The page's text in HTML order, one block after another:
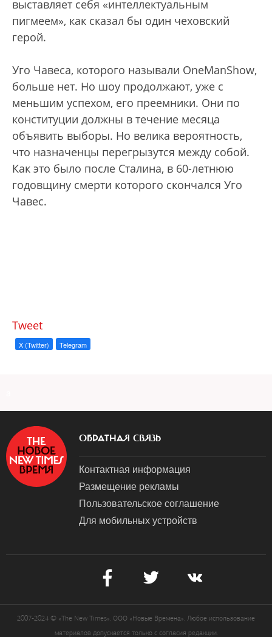
выставляет себя «интеллектуальным
пигмеем», как сказал бы один чеховский
герой.
Уго Чавеса, которого называли OneManShow,
больше нет. Но шоу продолжают, уже с
меньшим успехом, его преемники. Они по
конституции должны в течение месяца
объявить выборы. Но велика вероятность,
что назначенцы перегрызутся между собой.
Как это было после Сталина, в 60-летнюю
годовщину смерти которого скончался Уго
Чавес.
Tweet
X (Twitter) Telegram
ОБРАТНАЯ СВЯЗЬ
Контактная информация
Размещение рекламы
Пользовательское соглашение
Для мобильных устройств
2007-2024 © «The New Times». ООО «Новые Времена». Любое использование
материалов допускается только с согласия редакции.